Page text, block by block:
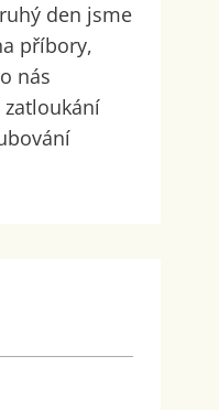
den jsme
příbory,
nás
zatloukání